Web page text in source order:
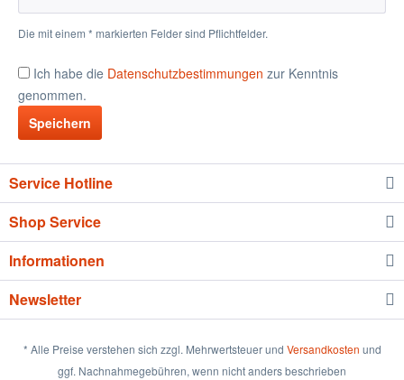
Die mit einem * markierten Felder sind Pflichtfelder.
Ich habe die Datenschutzbestimmungen zur Kenntnis
genommen.
Speichern
Service Hotline
Shop Service
Informationen
Newsletter
* Alle Preise verstehen sich zzgl. Mehrwertsteuer und Versandkosten und
ggf. Nachnahmegebühren, wenn nicht anders beschrieben